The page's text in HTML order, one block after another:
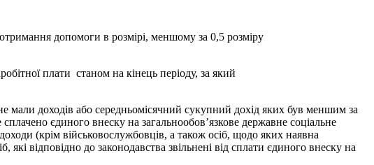
допомоги в розмірі, меншому за 0,5 розміру
плати станом на кінець періоду, за який
мали доходів або середньомісячний сукупний дохід яких був меншим за
єдиного внеску на загальнообов’язкове державне соціальне
(крім військовослужбовців, а також осіб, щодо яких наявна
які відповідно до законодавства звільнені від сплати єдиного внеску на